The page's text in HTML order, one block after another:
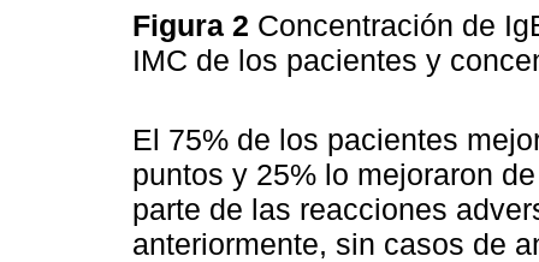
Figura 2 Concentración de
IMC de los pacientes y
El 75% de los pacientes
puntos y 25% lo mejoraron
parte de las reacciones
anteriormente, sin casos de